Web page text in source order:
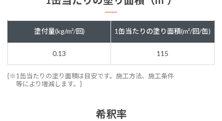
塗付量(kg/m²/回) 1缶当たりの塗り面積(m²/回/缶)
0.13 115
{※1缶当たりの塗り面積は目安です。施工方法、施工条件
等により増減します。}
希釈率